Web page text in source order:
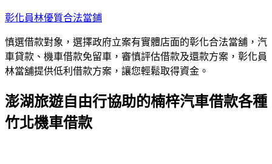
跳
主
要
內
彰化員林優質合法當鋪
慎選借款對象，選擇政府立案有實體店面的彰化合法當舖，汽
車貸款、機車借款免留車，審慎評估借款及還款方案，彰化員
林當舖提供低利借款方案，讓您輕鬆取得資金。
澎湖旅遊自由行協助的楠梓汽車借款各種
竹北機車借款